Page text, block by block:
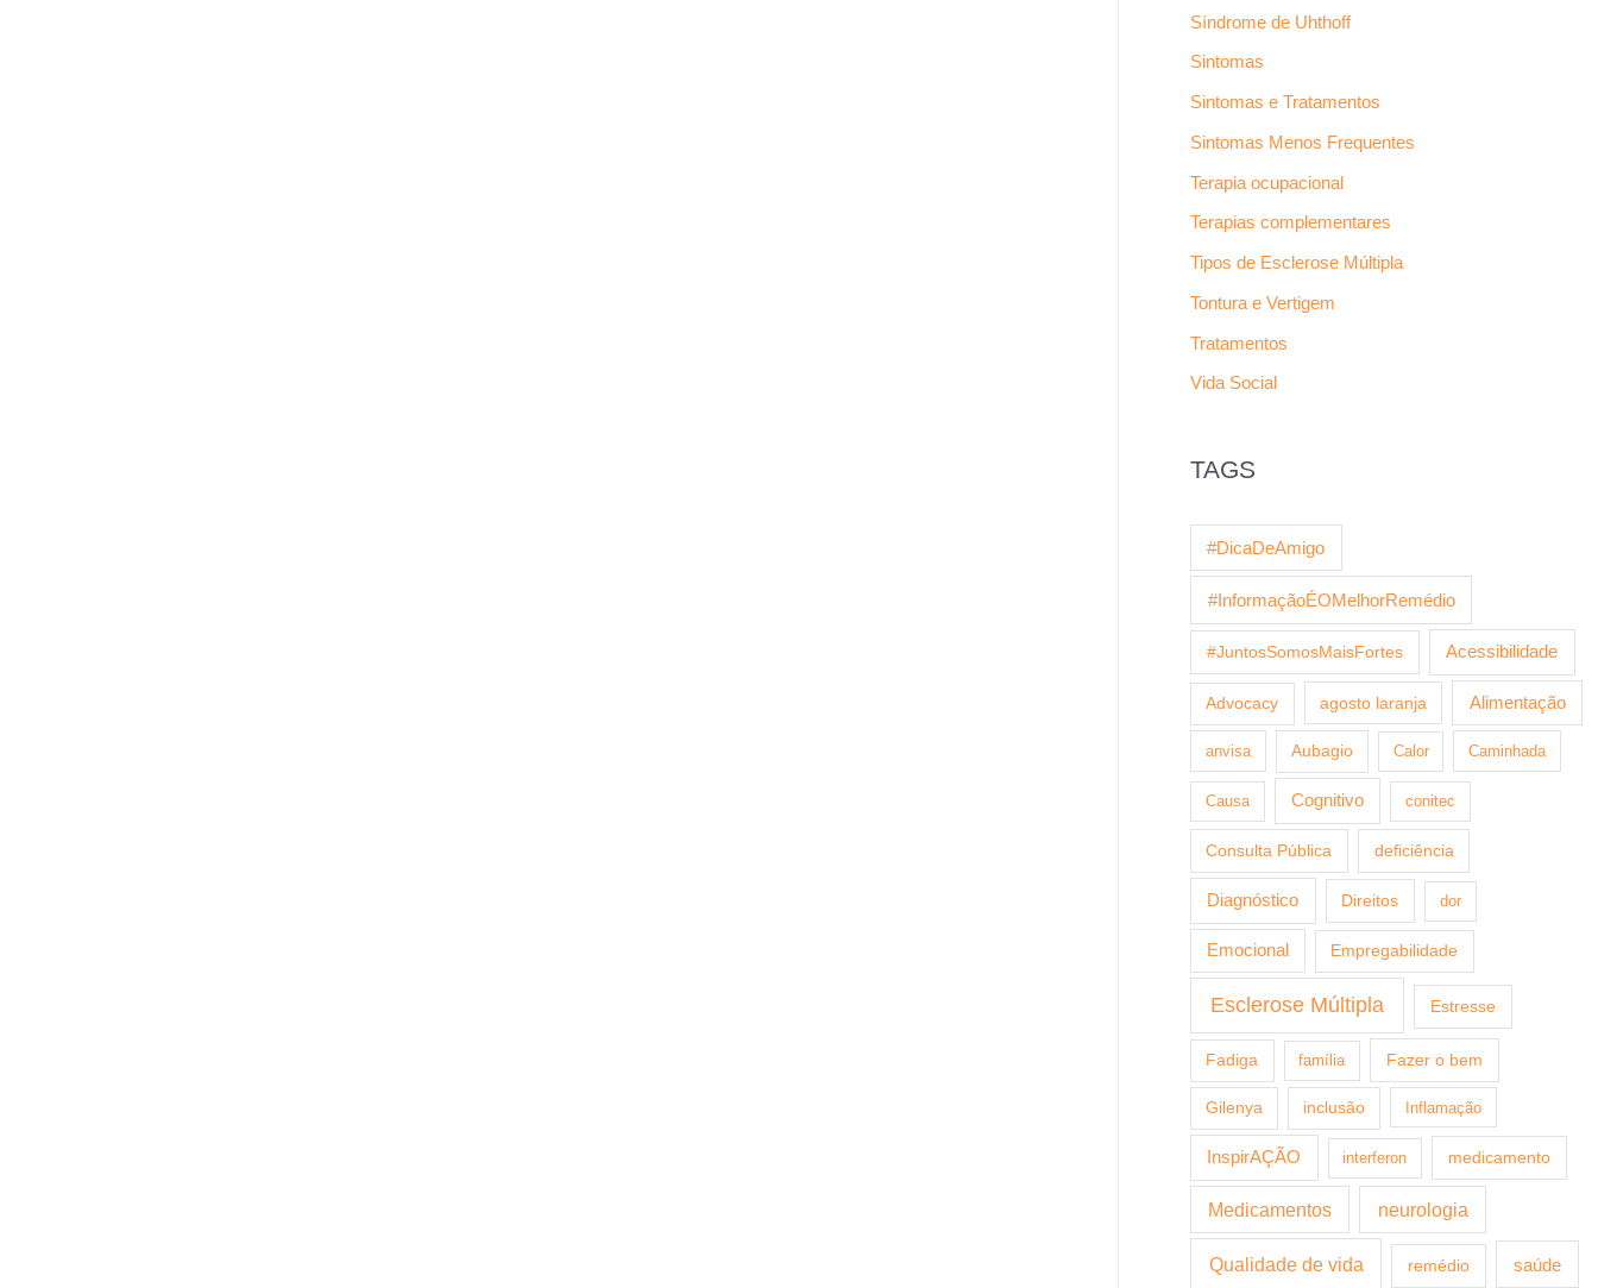
Síndrome de Uhthoff
Sintomas
Sintomas e Tratamentos
Sintomas Menos Frequentes
Terapia ocupacional
Terapias complementares
Tipos de Esclerose Múltipla
Tontura e Vertigem
Tratamentos
Vida Social
TAGS
#DicaDeAmigo
#InformaçãoÉOMelhorRemédio
#JuntosSomosMaisFortes Acessibilidade
Advocacy agosto laranja Alimentação
anvisa Aubagio Calor Caminhada
Causa Cognitivo conitec
Consulta Pública deficiência
Diagnóstico Direitos dor
Emocional Empregabilidade
Esclerose Múltipla Estresse
Fadiga família Fazer o bem
Gilenya inclusão Inflamação
InspirAÇÃO interferon medicamento
Medicamentos neurologia
Qualidade de vida remédio saúde